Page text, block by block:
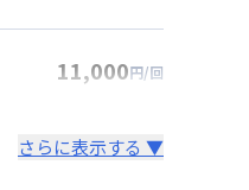
11,000円/回
さらに表示する ▼